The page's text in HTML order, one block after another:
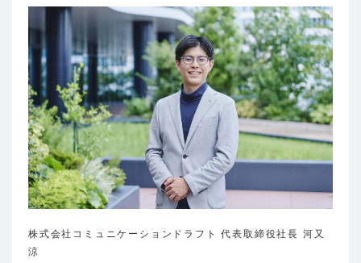
株式会社コミュニケーションドラフト 代表取締役社長 河又
涼